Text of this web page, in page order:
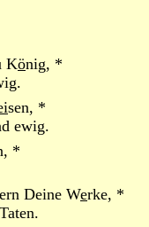
König, *
sen, *
ewig.
*
Deine Werke, *